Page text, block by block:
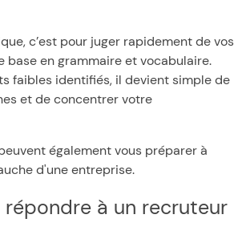
c’est pour juger rapidement de vos
base en grammaire et vocabulaire.
faibles identifiés, il devient simple de
et de concentrer votre
également vous préparer à
d'une entreprise.